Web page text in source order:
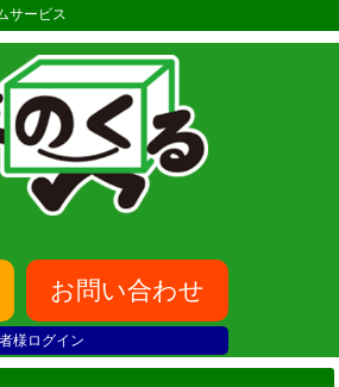
サービス
お問い合わせ
様ログイン